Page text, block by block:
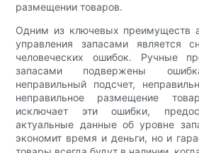
размещении товаров.
Одним из ключевых преимуществ
управления запасами является
человеческих ошибок. Ручные
запасами подвержены
неправильный подсчет,
неправильное размещение
исключает эти ошибки,
актуальные данные об уровне
экономит время и деньги, но и